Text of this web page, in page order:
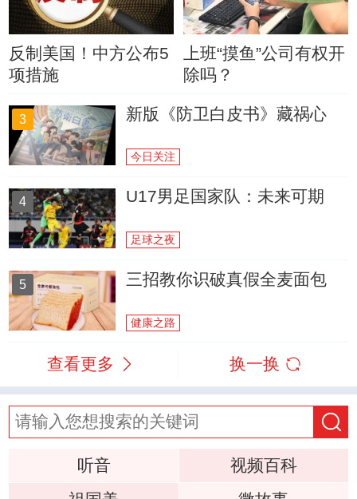
反制美国！中方公布5
项措施
上班“摸鱼”公司有权开
除吗？
3 新版《防卫白皮书》藏祸心
今日关注
4 U17男足国家队：未来可期
足球之夜
5 三招教你识破真假全麦面包
健康之路
查看更多 换一换
听音
视频百科